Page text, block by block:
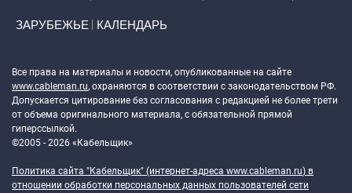
ЗАРУБЕЖЬЕ КАЛЕНДАРЬ
Все права на материалы и новости, опубликованные на сайте
www.cableman.ru, охраняются в соответствии с законодательством РФ.
Допускается цитирование без согласования с редакцией не более трети
от объема оригинального материала, с обязательной прямой
гиперссылкой.
©2005 - 2026 «Кабельщик»
Политика сайта "Кабельщик" (интернет-адреса www.cableman.ru) в
отношении обработки персональных данных пользователей сети